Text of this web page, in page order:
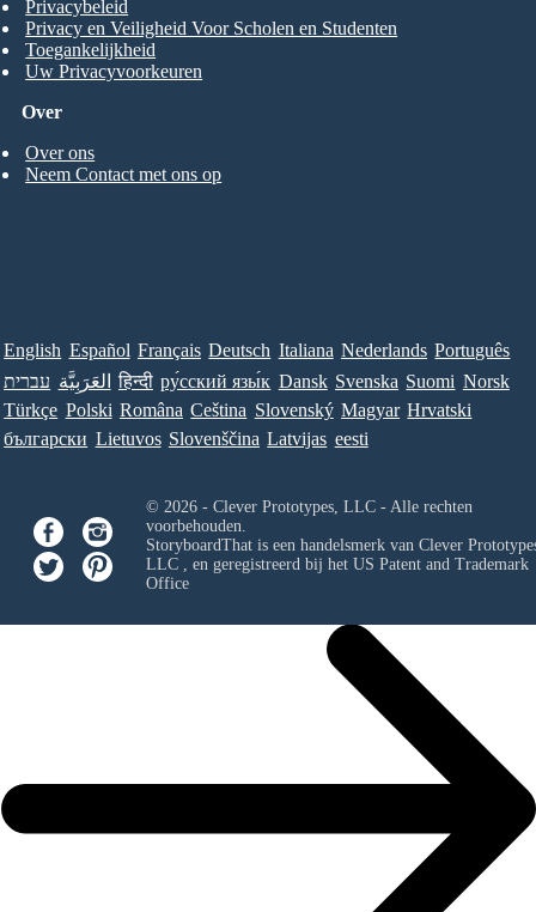
Over
Over ons
Neem Contact met ons op
Privacybeleid
Privacy en Veiligheid Voor Scholen en Studenten
Toegankelijkheid
Uw Privacyvoorkeuren
English Español Français Deutsch Italiana Nederlands Português
עברית العَرَبِيَّة हिन्दी ру́сский язы́к Dansk Svenska Suomi Norsk
Türkçe Polski Româna Ceština Slovenský Magyar Hrvatski
български Lietuvos Slovenščina Latvijas eesti
© 2026 - Clever Prototypes, LLC - Alle rechten
voorbehouden.
StoryboardThat is een handelsmerk van Clever
LLC, en geregistreerd bij het US Patent and Trademark
Office